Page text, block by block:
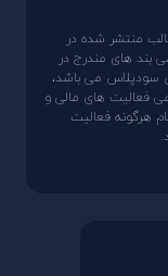
منتشر شده در
بند های مندرج در
سودپلاس می باشد،
فعالیت های مالی و
هرگونه فعالیت